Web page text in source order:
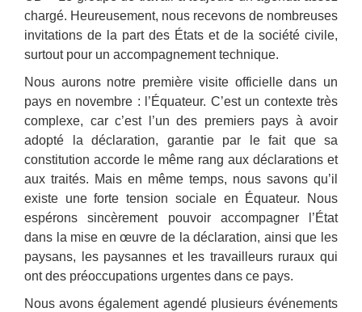
chargé. Heureusement, nous recevons de nombreuses
invitations de la part des États et de la société civile,
surtout pour un accompagnement technique.
Nous aurons notre première visite officielle dans un
pays en novembre : l’Équateur. C’est un contexte très
complexe, car c’est l’un des premiers pays à avoir
adopté la déclaration, garantie par le fait que sa
constitution accorde le même rang aux déclarations et
aux traités. Mais en même temps, nous savons qu’il
existe une forte tension sociale en Équateur. Nous
espérons sincèrement pouvoir accompagner l’État
dans la mise en œuvre de la déclaration, ainsi que les
paysans, les paysannes et les travailleurs ruraux qui
ont des préoccupations urgentes dans ce pays.
Nous avons également agendé plusieurs événements